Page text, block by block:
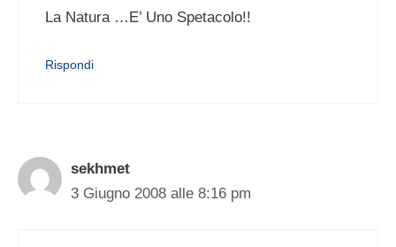
La Natura …E’ Uno Spetacolo!!
Rispondi
sekhmet
3 Giugno 2008 alle 8:16 pm